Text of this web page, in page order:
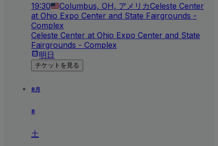
19:30 Columbus, OH, アメリカCeleste Center
at Ohio Expo Center and State Fairgrounds -
Complex
Celeste Center at Ohio Expo Center and State
Fairgrounds - Complex
明日
チケットを見る
8月
8
土